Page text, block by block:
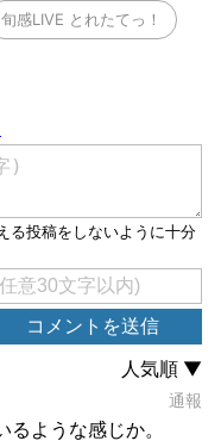
旬感LIVE とれたてっ！